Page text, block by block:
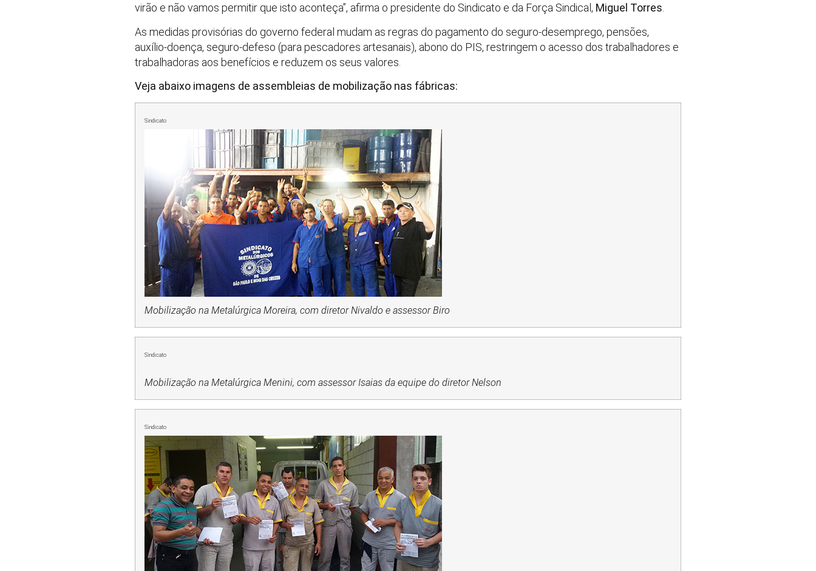
virão e não vamos permitir que isto aconteça”, afirma o presidente do Sindicato e da Força Sindical, Miguel Torres.
As medidas provisórias do governo federal mudam as regras do pagamento do seguro-desemprego, pensões,
auxílio-doença, seguro-defeso (para pescadores artesanais), abono do PIS, restringem o acesso dos trabalhadores e
trabalhadoras aos benefícios e reduzem os seus valores.
Veja abaixo imagens de assembleias de mobilização nas fábricas:
Sindicato
Mobilização na Metalúrgica Moreira, com diretor Nivaldo e assessor Biro
Sindicato
Mobilização na Metalúrgica Menini, com assessor Isaias da equipe do diretor Nelson
Sindicato